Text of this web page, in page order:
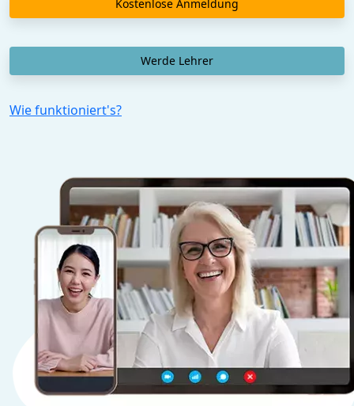
Kostenlose Anmeldung
Werde Lehrer
Wie funktioniert's?